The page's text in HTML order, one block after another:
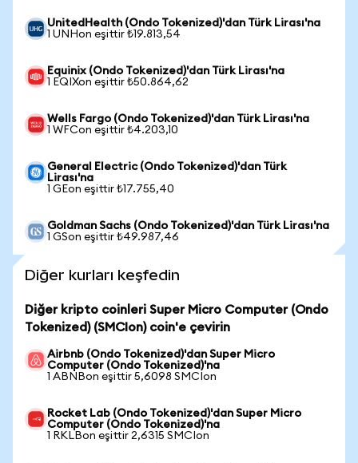
UnitedHealth (Ondo Tokenized)'dan Türk Lirası'na
1 UNHon eşittir ₺19.813,54
Equinix (Ondo Tokenized)'dan Türk Lirası'na
1 EQIXon eşittir ₺50.864,62
Wells Fargo (Ondo Tokenized)'dan Türk Lirası'na
1 WFCon eşittir ₺4.203,10
General Electric (Ondo Tokenized)'dan Türk
Lirası'na
1 GEon eşittir ₺17.755,40
Goldman Sachs (Ondo Tokenized)'dan Türk Lirası'na
1 GSon eşittir ₺49.987,46
Diğer kurları keşfedin
Diğer kripto coinleri Super Micro Computer (Ondo
Tokenized) (SMCIon) coin'e çevirin
Airbnb (Ondo Tokenized)'dan Super Micro
Computer (Ondo Tokenized)'na
1 ABNBon eşittir 5,6098 SMCIon
Rocket Lab (Ondo Tokenized)'dan Super Micro
Computer (Ondo Tokenized)'na
1 RKLBon eşittir 2,6315 SMCIon